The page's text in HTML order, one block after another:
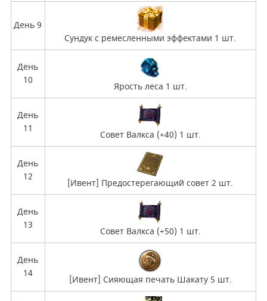
День 9
Сундук с ремесленными эффектами 1 шт.
День
10
Ярость леса 1 шт.
День
11
Совет Валкса (+40) 1 шт.
День
12
[Ивент] Предостерегающий совет 2 шт.
День
13
Совет Валкса (+50) 1 шт.
День
14
[Ивент] Сияющая печать Шакату 5 шт.